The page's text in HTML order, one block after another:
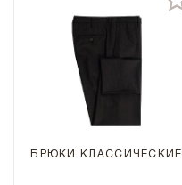
БРЮКИ КЛАССИЧЕСКИЕ